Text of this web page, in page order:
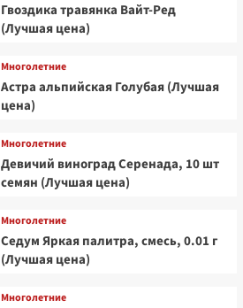
Гвоздика травянка Вайт-Ред
(Лучшая цена)
Многолетние
Астра альпийская Голубая (Лучшая
цена)
Многолетние
Девичий виноград Серенада, 10 шт
семян (Лучшая цена)
Многолетние
Седум Яркая палитра, смесь, 0.01 г
(Лучшая цена)
Многолетние